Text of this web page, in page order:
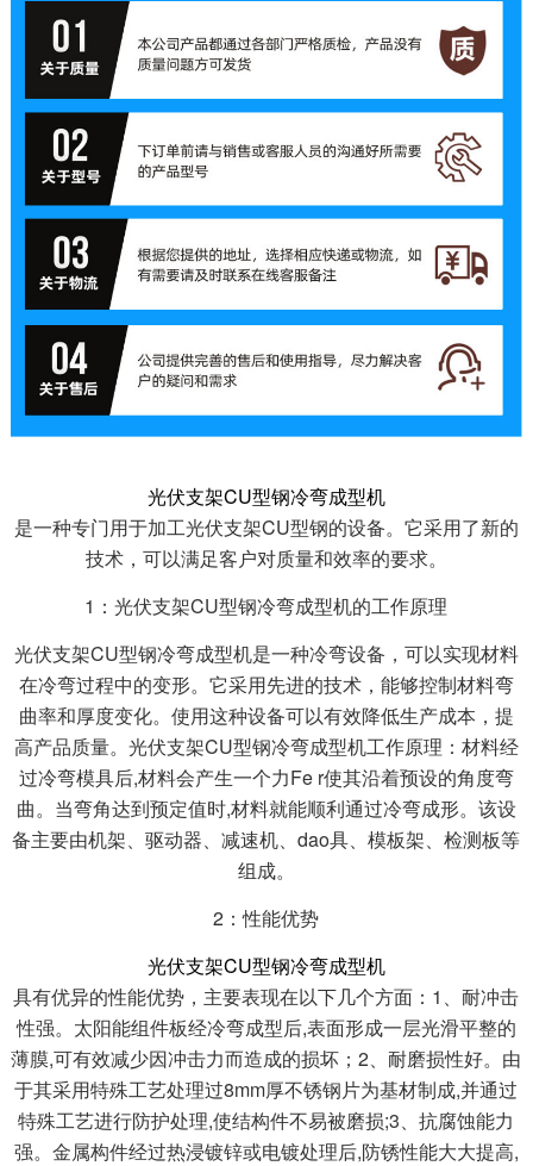
光伏支架CU型钢冷弯成型机
是一种专门用于加工光伏支架CU型钢的设备。它采用了新的
技术，可以满足客户对质量和效率的要求。
1：光伏支架CU型钢冷弯成型机的工作原理
光伏支架CU型钢冷弯成型机是一种冷弯设备，可以实现材料
在冷弯过程中的变形。它采用先进的技术，能够控制材料弯
曲率和厚度变化。使用这种设备可以有效降低生产成本，提
高产品质量。光伏支架CU型钢冷弯成型机工作原理：材料经
过冷弯模具后,材料会产生一个力Fe r使其沿着预设的角度弯
曲。当弯角达到预定值时,材料就能顺利通过冷弯成形。该设
备主要由机架、驱动器、减速机、dao具、模板架、检测板等
组成。
2：性能优势
光伏支架CU型钢冷弯成型机
具有优异的性能优势，主要表现在以下几个方面：1、耐冲击
性强。太阳能组件板经冷弯成型后,表面形成一层光滑平整的
薄膜,可有效减少因冲击力而造成的损坏；2、耐磨损性好。由
于其采用特殊工艺处理过8mm厚不锈钢片为基材制成,并通过
特殊工艺进行防护处理,使结构件不易被磨损;3、抗腐蚀能力
强。金属构件经过热浸镀锌或电镀处理后,防锈性能大大提高,